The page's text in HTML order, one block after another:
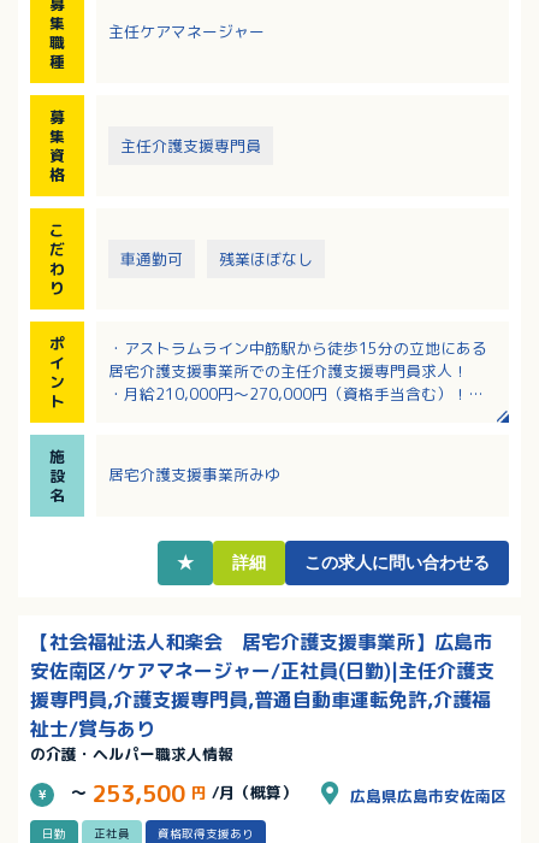
集
職
種
主任ケアマネージャー
募
集
資
格
主任介護支援専門員
こ
だ
わ
り
車通勤可 残業ほぼなし
ポ
イ
ン
ト
・アストラムライン中筋駅から徒歩15分の立地にある
居宅介護支援事業所での主任介護支援専門員求人！
・月給210,000円～270,000円（資格手当含む）！
・年間賞与は3.0ヶ月分（前年度実績）
・経験者は採用優遇
施
設
名
居宅介護支援事業所みゆ
★ 詳細 この求人に問い合わせる
【社会福祉法人和楽会 居宅介護支援事業所】広島市
安佐南区/ケアマネージャー/正社員(日勤)|主任介護支
援専門員,介護支援専門員,普通自動車運転免許,介護福
祉士/賞与あり
の介護・ヘルパー職求人情報
～ 253,500 円 /月（概算） 広島県広島市安佐南区
日勤 正社員 資格取得支援あり